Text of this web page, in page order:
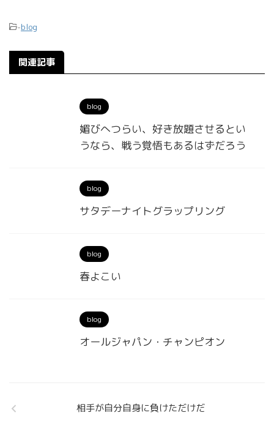
-blog
関連記事
blog
媚びへつらい、好き放題させるとい
うなら、戦う覚悟もあるはずだろう
blog
サタデーナイトグラップリング
blog
春よこい
blog
オールジャパン・チャンピオン
相手が自分自身に負けただけだ